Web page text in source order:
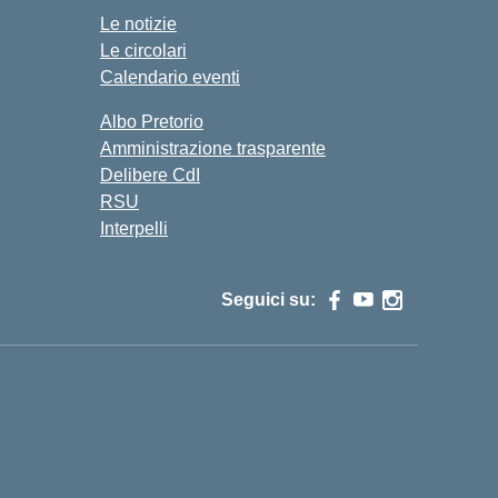
Le notizie
Le circolari
Calendario eventi
Albo Pretorio
Amministrazione trasparente
Delibere CdI
RSU
Interpelli
Seguici su: